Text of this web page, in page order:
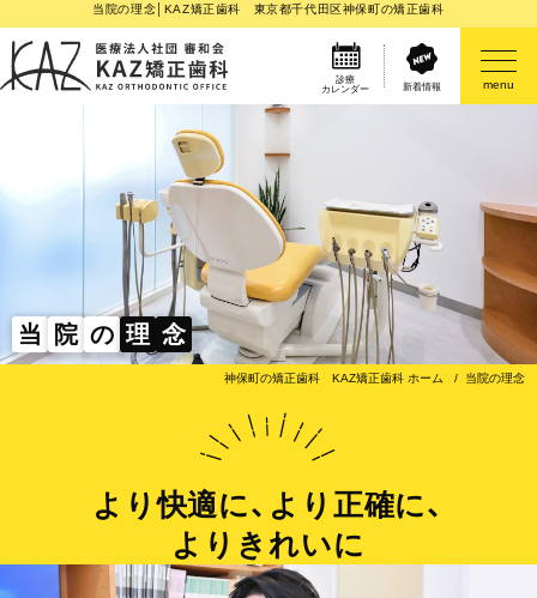
当院の理念│KAZ矯正歯科 東京都千代田区神保町の矯正歯科
診療
カレンダー
新着情報 menu
当 院 の 理 念
神保町の矯正歯科 KAZ矯正歯科 ホーム 当院の理念
より快適に、より正確に、
よりきれいに
矯正歯科治療のご案内
矯正装置のご紹介
その他